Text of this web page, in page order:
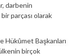
darbenin
parçası olarak
Hükûmet Başkanları
birçok